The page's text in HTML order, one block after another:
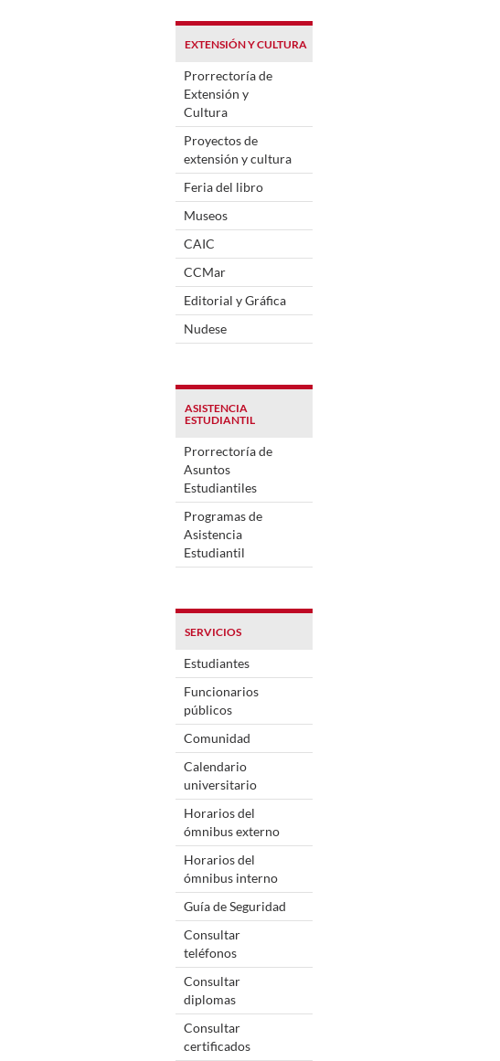
EXTENSIÓN Y CULTURA
Prorrectoría de
Extensión y
Cultura
Proyectos de
extensión y cultura
Feria del libro
Museos
CAIC
CCMar
Editorial y Gráfica
Nudese
ASISTENCIA
ESTUDIANTIL
Prorrectoría de
Asuntos
Estudiantiles
Programas de
Asistencia
Estudiantil
SERVICIOS
Estudiantes
Funcionarios
públicos
Comunidad
Calendario
universitario
Horarios del
ómnibus externo
Horarios del
ómnibus interno
Guía de Seguridad
Consultar
teléfonos
Consultar
diplomas
Consultar
certificados